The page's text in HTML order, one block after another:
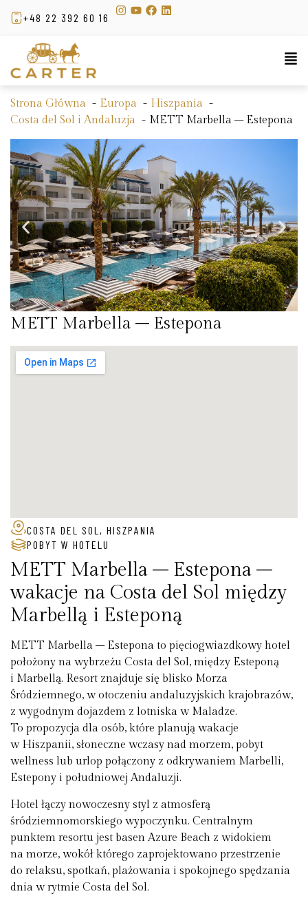
+48 22 392 60 16
Strona Główna Europa
Hiszpania
Costa del Sol i Andaluzja
METT Marbella – Estepona
METT Marbella – Estepona
COSTA DEL SOL, HISZPANIA
POBYT W HOTELU
METT Marbella – Estepona –
wakacje na Costa del Sol między
Marbellą i Esteponą
METT Marbella – Estepona to pięciogwiazdkowy hotel
położony na wybrzeżu Costa del Sol, między Esteponą
i Marbellą. Resort znajduje się blisko Morza
Śródziemnego, w otoczeniu andaluzyjskich krajobrazów,
z wygodnym dojazdem z lotniska w Maladze.
To propozycja dla osób, które planują wakacje
w Hiszpanii, słoneczne wczasy nad morzem, pobyt
wellness lub urlop połączony z odkrywaniem Marbelli,
Estepony i południowej Andaluzji.
Hotel łączy nowoczesny styl z atmosferą
śródziemnomorskiego wypoczynku. Centralnym
punktem resortu jest basen Azure Beach z widokiem
na morze, wokół którego zaprojektowano przestrzenie
do relaksu, spotkań, plażowania i spokojnego spędzania
dnia w rytmie Costa del Sol.